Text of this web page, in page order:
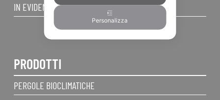
IN EVIDENZA
PRODOTTI
PERGOLE BIOCLIMATICHE
Personalizza